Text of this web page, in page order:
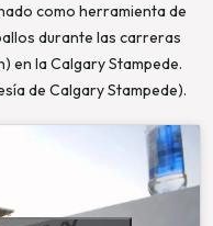
como herramienta de
durante las carreras
en la Calgary Stampede.
de Calgary Stampede).